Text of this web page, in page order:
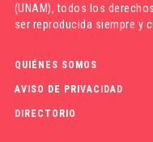
(UNAM), todos los
ser reproducida siempre y
QUIÉNES SOMOS
AVISO DE PRIVACIDAD
DIRECTORIO